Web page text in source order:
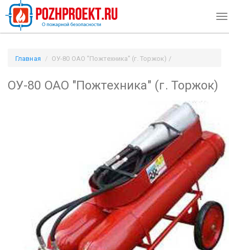
Главная
ОУ-80 ОАО "Пожтехника" (г. Торжок) /
ОУ-80 ОАО "Пожтехника" (г. Торжок)